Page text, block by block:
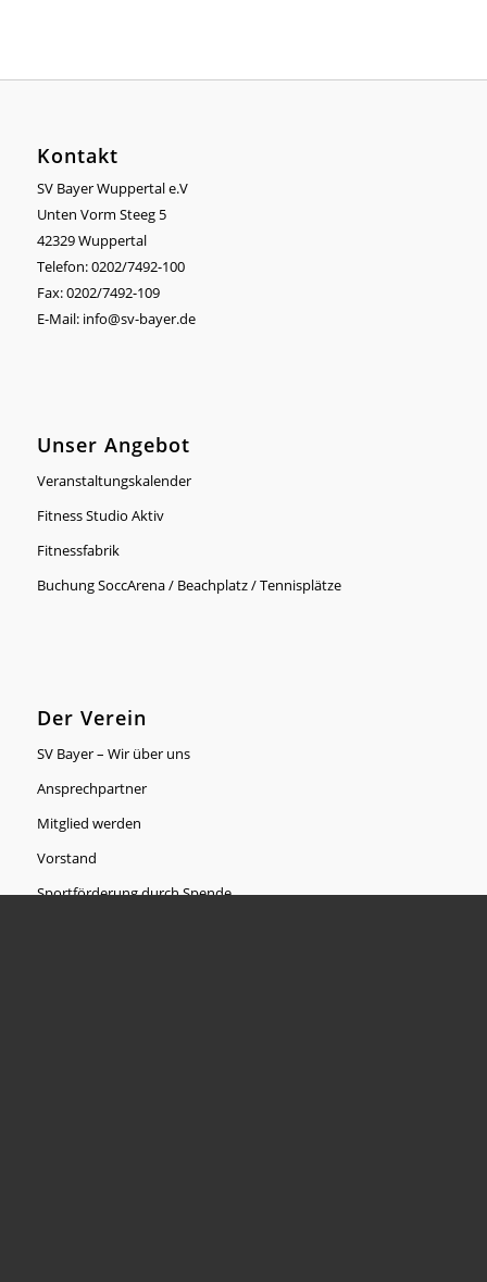
Kontakt
SV Bayer Wuppertal e.V
Unten Vorm Steeg 5
42329 Wuppertal
Telefon: 0202/7492-100
Fax: 0202/7492-109
E-Mail: info@sv-bayer.de
Unser Angebot
Veranstaltungskalender
Fitness Studio Aktiv
Fitnessfabrik
Buchung SoccArena / Beachplatz / Tennisplätze
Der Verein
SV Bayer – Wir über uns
Ansprechpartner
Mitglied werden
Vorstand
Sportförderung durch Spende